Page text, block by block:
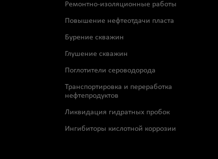
Ремонтно-изоляционные работы
Повышение нефтеотдачи пласта
Бурение скважин
Глушение скважин
Поглотители сероводорода
Транспортировка и переработка
нефтепродуктов
Ликвидация гидратных пробок
Ингибиторы кислотной коррозии